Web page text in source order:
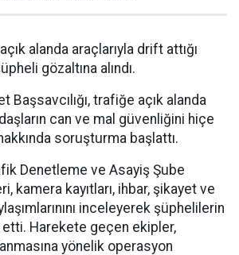
alanda araçlarıyla drift attığı
gözaltına alındı.
Başsavcılığı, trafiğe açık alanda
can ve mal güvenliğini hiçe
soruşturma başlattı.
Denetleme ve Asayiş Şube
kamera kayıtları, ihbar, şikayet ve
inceleyerek şüphelilerin
Harekete geçen ekipler,
yönelik operasyon